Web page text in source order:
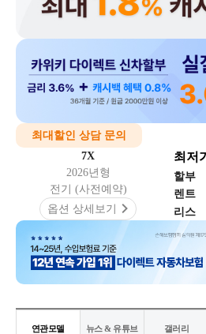
최대할인 상담 문의
7X
2026년형
전기 (사전예약)
옵션 상세보기
최저
할부
렌트
리스
연관모델 뉴스 & 유튜브 갤러리